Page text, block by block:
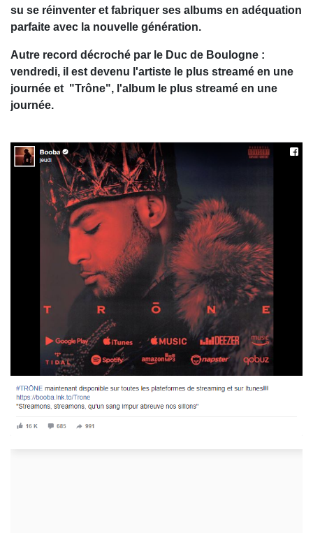
su se réinventer et fabriquer ses albums en adéquation
parfaite avec la nouvelle génération.
Autre record décroché par le Duc de Boulogne :
vendredi, il est devenu l'artiste le plus streamé en une
journée et "Trône", l'album le plus streamé en une
journée.